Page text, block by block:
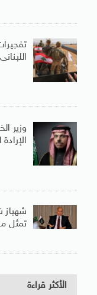
وزير
شهباز
تمثل
الأكثر قراءة